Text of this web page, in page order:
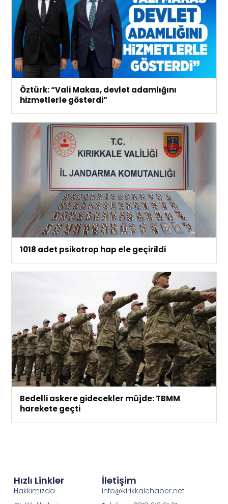
Öztürk: “Vali Makas, devlet adamlığını
hizmetlerle gösterdi”
1018 adet psikotrop hap ele geçirildi
Bedelli askere gidecekler müjde: TBMM
harekete geçti
Hızlı Linkler
Hakkımızda
İletişim
info@kirikkalehaber.net